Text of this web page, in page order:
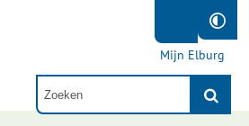
Mijn Elburg